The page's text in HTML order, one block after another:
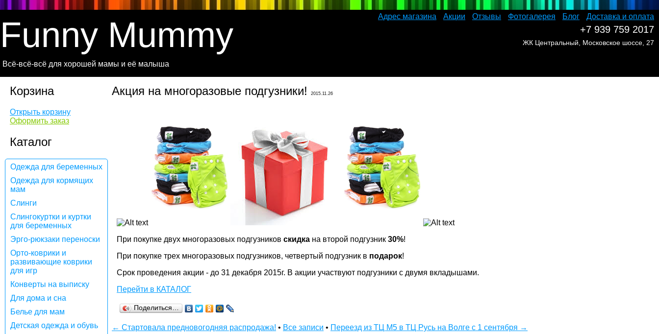
Адрес магазина Акции Отзывы Фотогалерея Блог Доставка и оплата
Funny Mummy
Всё-всё-всё для хорошей мамы и её малыша
Корзина
Открыть корзину
Оформить заказ
Каталог
Одежда для беременных
Одежда для кормящих
мам
Слинги
Слингокуртки и куртки
для беременных
Эрго-рюкзаки переноски
Орто-коврики и
развивающие коврики
для игр
Конверты на выписку
Для дома и сна
Белье для мам
Детская одежда и обувь
Акция на многоразовые подгузники! 2015.11.26
При покупке двух многоразовых подгузников скидка на второй подгузник 30%!
При покупке трех многоразовых подгузников, четвертый подгузник в подарок!
Срок проведения акции - до 31 декабря 2015г. В акции участвуют подгузники с двумя вкладышами.
Перейти в КАТАЛОГ
Поделиться…
← Стартовала предновогодняя распродажа! • Все записи • Переезд из ТЦ М5 в ТЦ Русь на Волге с 1 сентября →
+7 939 759 2017
ЖК Центральный, Московское шоссе, 27